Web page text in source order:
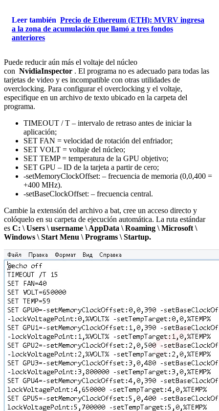
Leer también Precio de Ethereum (ETH): MVRV ingresa
a la zona de acumulación que llamó a tres fondos
anteriores
Puede reducir aún más el voltaje del núcleo
con NvidiaInspector . El programa no es adecuado para todas las
tarjetas de video y es incompatible con otras utilidades de
overclocking. Para configurar el overclocking y el voltaje,
especifique en un archivo de texto ubicado en la carpeta del
programa.
TIMEOUT / T – intervalo de retraso antes de iniciar la
aplicación;
SET FAN = velocidad de rotación del enfriador;
SET VOLT = voltaje del núcleo;
SET TEMP = temperatura de la GPU objetivo;
SET GPU – ID de la tarjeta a partir de cero;
-setMemoryClockOffset: – frecuencia de memoria (0,0,400 =
+400 MHz).
-setBaseClockOffset: – frecuencia central.
Cambie la extensión del archivo a bat, cree un acceso directo y
colóquelo en su carpeta de ejecución automática. La ruta estándar
es C: \ Users \ username \ AppData \ Roaming \ Microsoft \
Windows \ Start Menu \ Programs \ Startup.